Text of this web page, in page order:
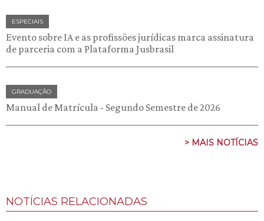
ESPECIAIS
Evento sobre IA e as profissões jurídicas marca assinatura
de parceria com a Plataforma Jusbrasil
GRADUAÇÃO
Manual de Matrícula - Segundo Semestre de 2026
> MAIS NOTÍCIAS
NOTÍCIAS RELACIONADAS